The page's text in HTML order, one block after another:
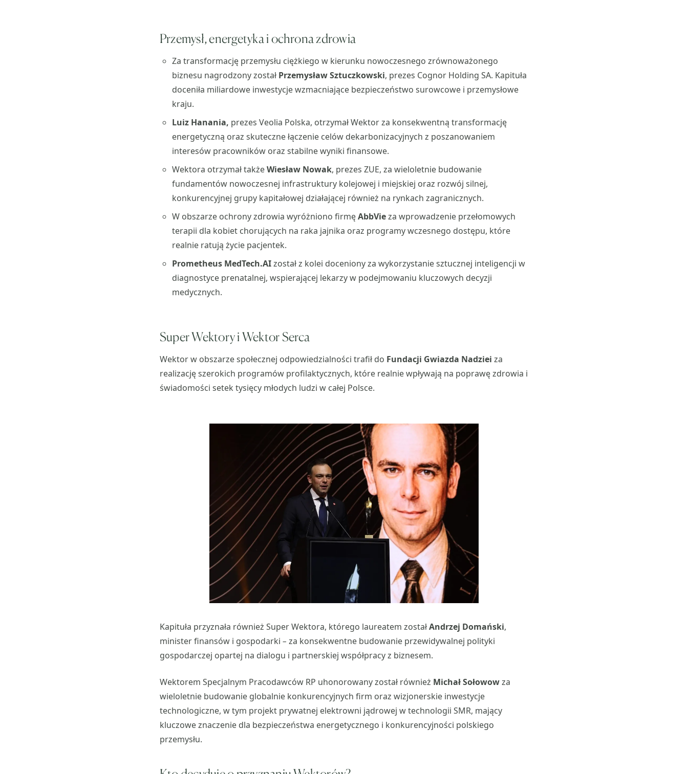
Przemysł, energetyka i ochrona zdrowia
Za transformację przemysłu ciężkiego w kierunku nowoczesnego zrównoważonego
biznesu nagrodzony został Przemysław Sztuczkowski, prezes Cognor Holding SA. Kapituła
doceniła miliardowe inwestycje wzmacniające bezpieczeństwo surowcowe i przemysłowe
kraju.
Luiz Hanania, prezes Veolia Polska, otrzymał Wektor za konsekwentną transformację
energetyczną oraz skuteczne łączenie celów dekarbonizacyjnych z poszanowaniem
interesów pracowników oraz stabilne wyniki finansowe.
Wektora otrzymał takżeWiesław Nowak, prezes ZUE, za wieloletnie budowanie
fundamentów nowoczesnej infrastruktury kolejowej i miejskiej oraz rozwój silnej,
konkurencyjnej grupy kapitałowej działającej również na rynkach zagranicznych.
W obszarze ochrony zdrowia wyróżniono firmęAbbVieza wprowadzenie przełomowych
terapii dla kobiet chorujących na raka jajnika oraz programy wczesnego dostępu, które
realnie ratują życie pacjentek.
Prometheus MedTech.AIzostał z kolei doceniony za wykorzystanie sztucznej inteligencji w
diagnostyce prenatalnej, wspierającej lekarzy w podejmowaniu kluczowych decyzji
medycznych.
Super Wektory i Wektor Serca
Wektor w obszarze społecznej odpowiedzialności trafił do Fundacji Gwiazda Nadziei za
realizację szerokich programów profilaktycznych, które realnie wpływają na poprawę zdrowia i
świadomości setek tysięcy młodych ludzi w całej Polsce.
Kapituła przyznała również Super Wektora, którego laureatem zostałAndrzej Domański,
minister finansów i gospodarki – za konsekwentne budowanie przewidywalnej polityki
gospodarczej opartej na dialogu i partnerskiej współpracy z biznesem.
Wektorem Specjalnym Pracodawców RP uhonorowany został również Michał Sołowowza
wieloletnie budowanie globalnie konkurencyjnych firm oraz wizjonerskie inwestycje
technologiczne, w tym projekt prywatnej elektrowni jądrowej w technologii SMR, mający
kluczowe znaczenie dla bezpieczeństwa energetycznego i konkurencyjności polskiego
przemysłu.